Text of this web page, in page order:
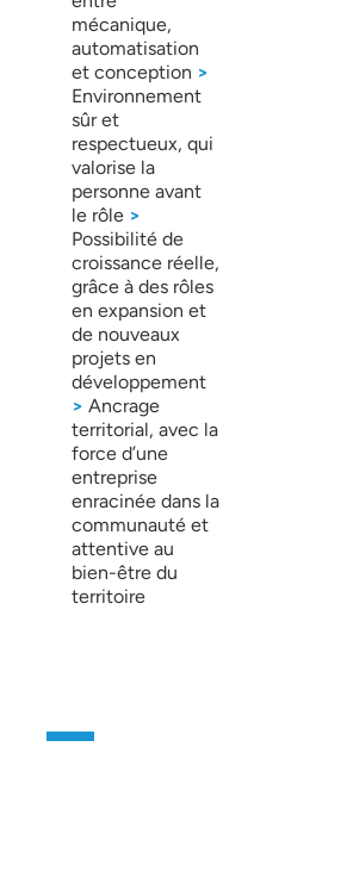
mécanique,
automatisation
et conception >
Environnement
sûr et
respectueux, qui
valorise la
personne avant
le rôle >
Possibilité de
croissance réelle,
grâce à des rôles
en expansion et
de nouveaux
projets en
développement
> Ancrage
territorial, avec la
force d’une
entreprise
enracinée dans la
communauté et
attentive au
bien-être du
territoire